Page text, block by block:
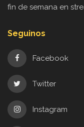
fin de semana en
Seguinos
Facebook
Twitter
Instagram